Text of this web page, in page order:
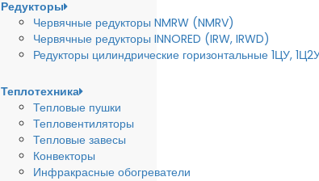
Редукторы
Червячные редукторы NMRW (NMRV)
Червячные редукторы INNORED (IRW, IRWD)
Редукторы цилиндрические горизонтальные 1ЦУ,
Теплотехника
Тепловые пушки
Тепловентиляторы
Тепловые завесы
Конвекторы
Инфракрасные обогреватели